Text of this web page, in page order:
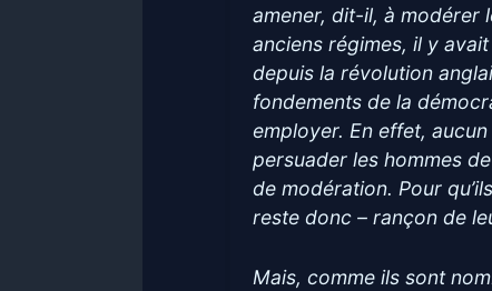
amener, dit-il, à modérer
anciens régimes, il y
depuis la révolution
fondements de la
employer. En effet,
persuader les hommes
de modération. Pour
reste donc – rançon de
Mais, comme ils sont